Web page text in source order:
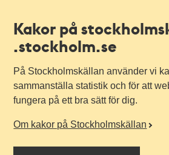
Kakor på
.stockholm.se
På Stockholmskällan använder vi
sammanställa statistik och för att
fungera på ett bra sätt för dig.
Om kakor på Stockholmskällan